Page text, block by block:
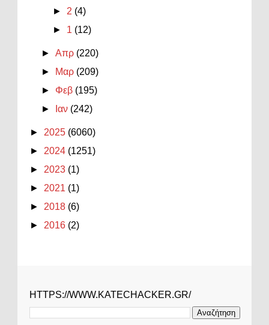
► 2 (4)
► 1 (12)
►Απρ (220)
►
Μαρ (209)
► Φεβ (195)
►
Ιαν (242)
► 2025 (6060)
► 2024 (1251)
► 2023 (1)
► 2021 (1)
► 2018 (6)
► 2016 (2)
HTTPS://WWW.KATECHACKER.GR/